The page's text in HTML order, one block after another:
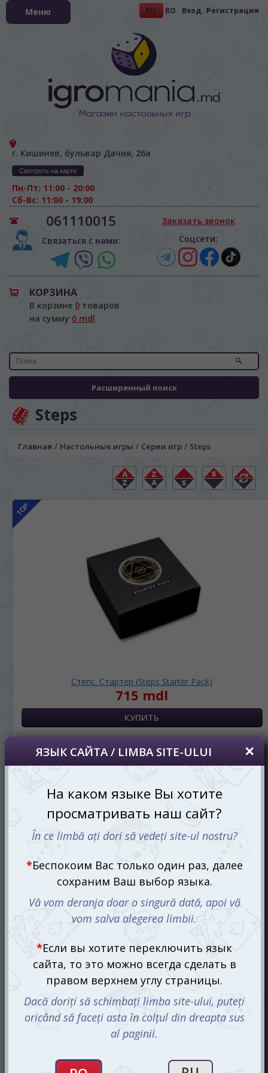
RU RO Вход Регистрация
г. Кишинев, бульвар Дачия, 26а
Смотреть на карте
Пн-Пт: 11:00 - 20:00
Сб-Вс: 11:00 - 19:00
061110015
Связаться с нами:
Заказать звонок
Соцсети:
КОРЗИНА
В корзине 0 товаров
на сумму 0 mdl
Расширенный поиск
Меню
Steps
Главная / Настольные игры / Серии игр / Steps
Степс. Стартер (Steps Starter Pack)
715 mdl
399 mdlОжидается
ЯЗЫК САЙТА / LIMBA SITE-ULUI
просматривать наш сайт?
În ce limbă ați dori să vedeți site-ul nostru?
Беспокоим Вас только один раз, далее
сохраним Ваш выбор языка.
Vă vom deranja doar o singură dată, apoi vă
vom salva alegerea limbii.
Если вы хотите переключить язык
сайта, то это можно всегда сделать в
oricând să faceți asta în colțul din dreapta sus
al paginii.
RU